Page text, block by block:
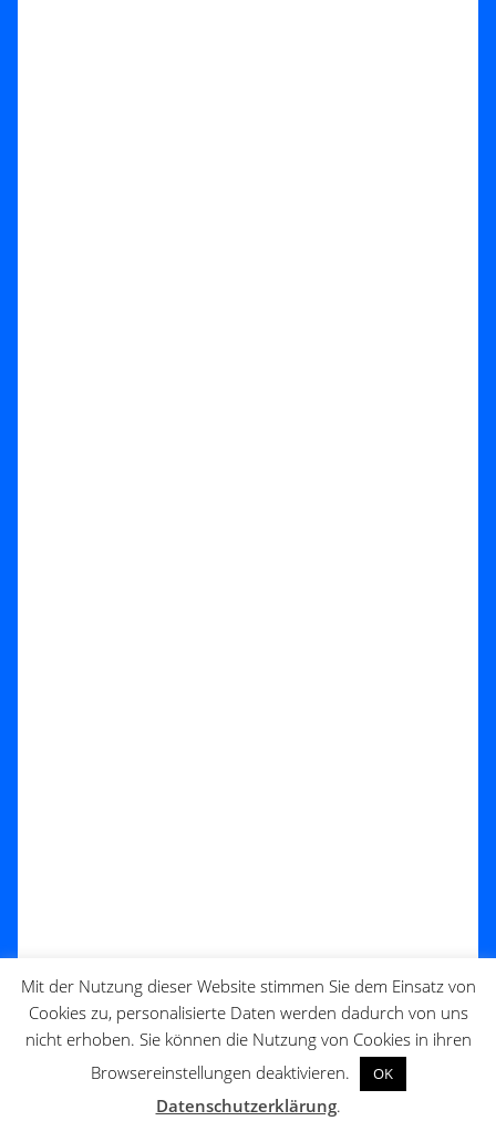
Mit der Nutzung dieser Website stimmen Sie dem Einsatz von
Cookies zu, personalisierte Daten werden dadurch von uns
nicht erhoben. Sie können die Nutzung von Cookies in ihren
Browsereinstellungen deaktivieren.
OK
Datenschutzerklärung.